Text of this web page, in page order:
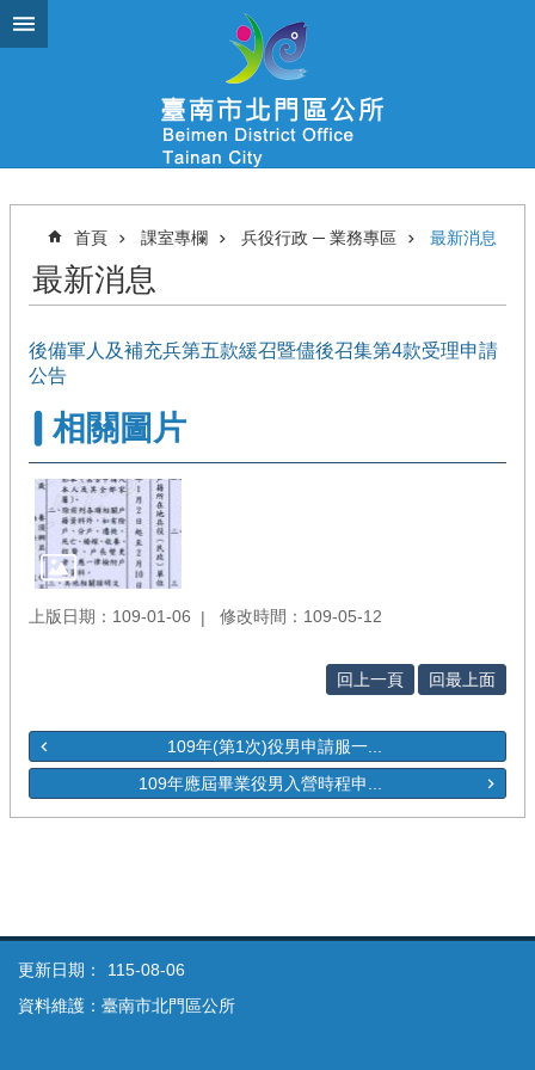
跳到主要內容區塊
首頁 課室專欄 兵役行政 ─ 業務專區 最新消息
最新消息
後備軍人及補充兵第五款緩召暨儘後召集第4款受理申請
公告
相關圖片
上版日期：109-01-06 修改時間：109-05-12
回上一頁 回最上面
109年(第1次)役男申請服一...
109年應屆畢業役男入營時程申...
更新日期：
115-08-06
資料維護：臺南市北門區公所